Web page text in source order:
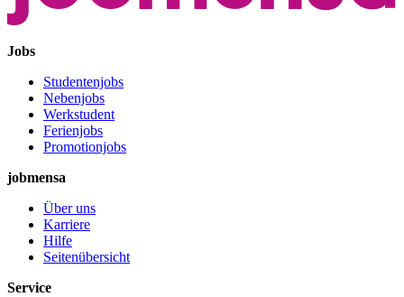
Jobs
Studentenjobs
Nebenjobs
Werkstudent
Ferienjobs
Promotionjobs
jobmensa
Über uns
Karriere
Hilfe
Seitenübersicht
Service